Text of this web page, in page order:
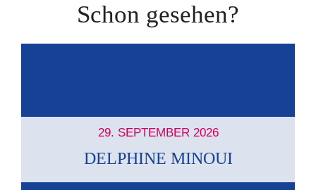
Schon gesehen?
29. SEPTEMBER 2026
DELPHINE MINOUI